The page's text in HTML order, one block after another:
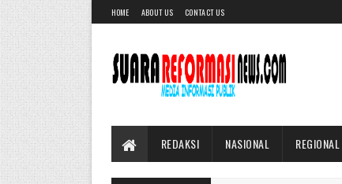
HOME ABOUT US CONTACT US
REDAKSI NASIONAL REGIONAL